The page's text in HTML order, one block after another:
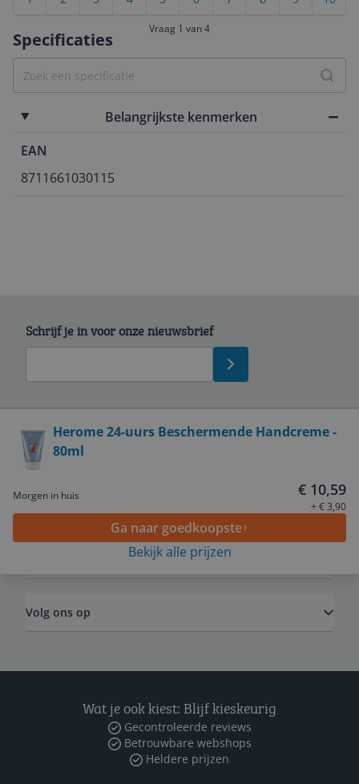
Specificaties
Belangrijkste kenmerken
EAN
8711661030115
Vraag 1 van 4
Herome 24-uurs Beschermende Handcreme -
80ml
Morgen in huis € 10,59
+ € 3,90
Ga naar goedkoopste
Bekijk alle prijzen
Schrijf je in voor onze nieuwsbrief
Service
Algemeen
Volg ons op
Wat je ook kiest: Blijf kieskeurig
Gecontroleerde reviews
Betrouwbare webshops
Heldere prijzen